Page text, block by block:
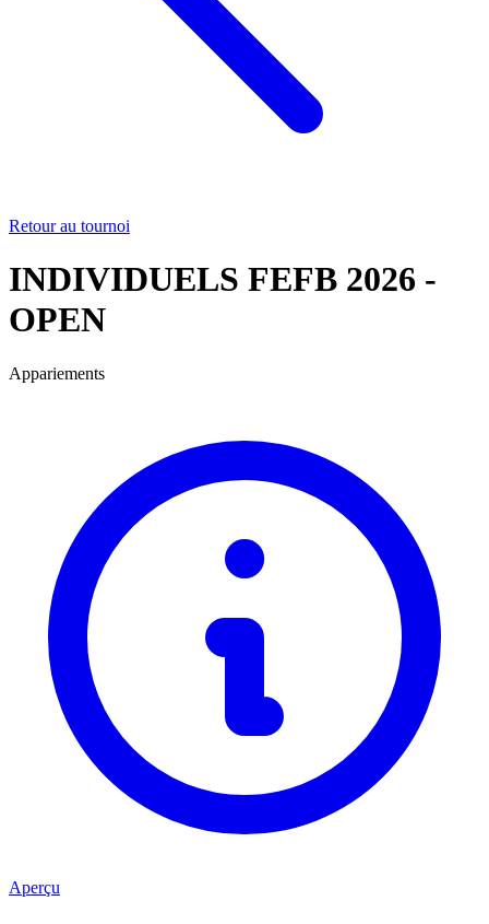
Retour au tournoi
INDIVIDUELS FEFB 2026 -
OPEN
Appariements
Aperçu